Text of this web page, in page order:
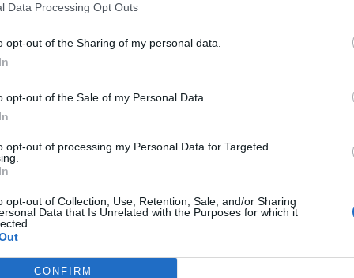
Data Processing Opt Outs
opt-out of the Sharing of my personal data.
opt-out of the Sale of my Personal Data.
opt-out of processing my Personal Data for Targeted
opt-out of Collection, Use, Retention, Sale, and/or Sharing
Data that Is Unrelated with the Purposes for which it
CONFIRM
dalle compagnie di tutto il mondo per
esteri;
lingua madre;
su ogni volo quindi ha la possibilità di
che lavora dietro le quinte dei concerti e di tutti i
di tutta la preparazione tecnica degli